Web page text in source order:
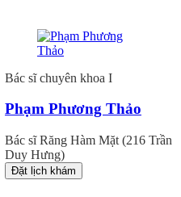
Bác sĩ chuyên khoa I
Phạm Phương Thảo
Bác sĩ Răng Hàm Mặt (216 Trần
Duy Hưng)
Đặt lịch khám